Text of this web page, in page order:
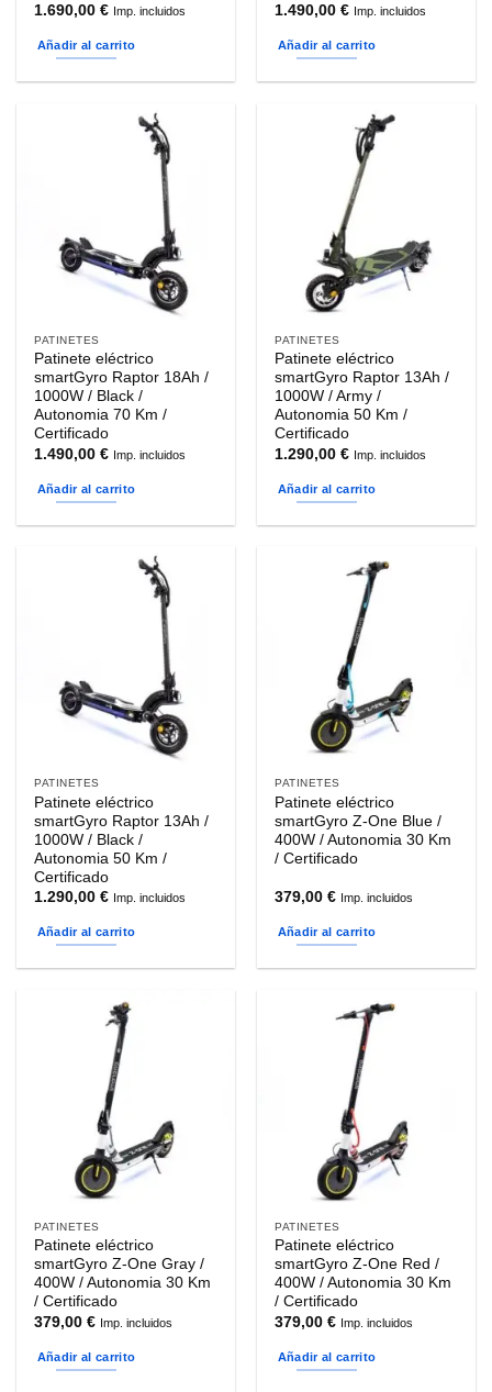
1.690,00€ Imp. incluidos
Añadir al carrito
1.490,00€ Imp. incluidos
Añadir al carrito
PATINETES
Patinete eléctrico
smartGyro Raptor 18Ah /
1000W / Black /
Autonomia 70 Km /
Certificado
1.490,00€ Imp. incluidos
Añadir al carrito
PATINETES
Patinete eléctrico
smartGyro Raptor 13Ah /
1000W / Army /
Autonomia 50 Km /
Certificado
1.290,00€ Imp. incluidos
Añadir al carrito
PATINETES
Patinete eléctrico
smartGyro Raptor 13Ah /
1000W / Black /
Autonomia 50 Km /
Certificado
1.290,00€ Imp. incluidos
Añadir al carrito
PATINETES
Patinete eléctrico
smartGyro Z-One Blue /
400W / Autonomia 30 Km
/ Certificado
379,00€ Imp. incluidos
Añadir al carrito
PATINETES
Patinete eléctrico
smartGyro Z-One Gray /
400W / Autonomia 30 Km
/ Certificado
379,00€ Imp. incluidos
Añadir al carrito
PATINETES
Patinete eléctrico
smartGyro Z-One Red /
400W / Autonomia 30 Km
/ Certificado
379,00€ Imp. incluidos
Añadir al carrito